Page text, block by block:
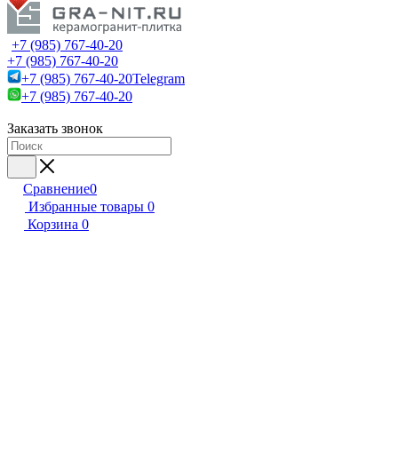
+7 (985) 767-40-20
+7 (985) 767-40-20
+7 (985) 767-40-20Telegram
+7 (985) 767-40-20
Заказать звонок
Сравнение0
Избранные товары 0
Корзина 0